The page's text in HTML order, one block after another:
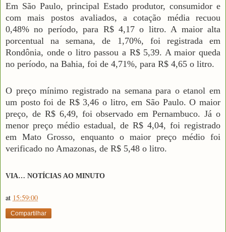
Em São Paulo, principal Estado produtor, consumidor e
com mais postos avaliados, a cotação média recuou
0,48% no período, para R$ 4,17 o litro. A maior alta
porcentual na semana, de 1,70%, foi registrada em
Rondônia, onde o litro passou a R$ 5,39. A maior queda
no período, na Bahia, foi de 4,71%, para R$ 4,65 o litro.
O preço mínimo registrado na semana para o etanol em
um posto foi de R$ 3,46 o litro, em São Paulo. O maior
preço, de R$ 6,49, foi observado em Pernambuco. Já o
menor preço médio estadual, de R$ 4,04, foi registrado
em Mato Grosso, enquanto o maior preço médio foi
verificado no Amazonas, de R$ 5,48 o litro.
VIA… NOTÍCIAS AO MINUTO
at 15:59:00
Compartilhar